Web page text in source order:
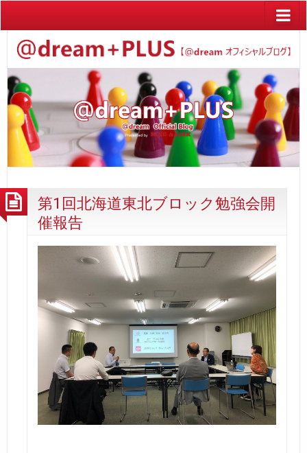
第1回北海道東北ブロック勉強会開
催報告